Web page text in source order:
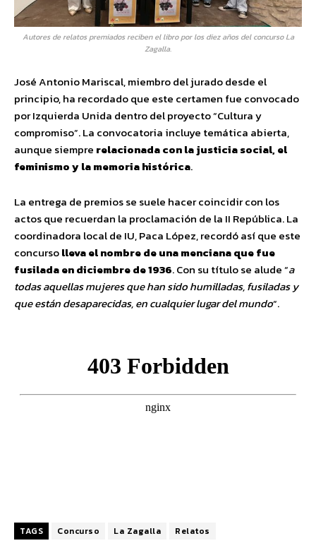
Autores de relatos premiados reciben el libro por los diez años del concurso La
Zagalla.
José Antonio Mariscal, miembro del jurado desde el
principio, ha recordado que este certamen fue convocado
por Izquierda Unida dentro del proyecto “Cultura y
compromiso”. La convocatoria incluye temática abierta,
aunque siempre relacionada con la justicia social, el
feminismo y la memoria histórica.
La entrega de premios se suele hacer coincidir con los
actos que recuerdan la proclamación de la II República. La
coordinadora local de IU, Paca López, recordó así que este
concursolleva el nombre de una menciana que fue
fusilada en diciembre de 1936. Con su título se alude “a
todas aquellas mujeres que han sido humilladas, fusiladas y
que están desaparecidas, en cualquier lugar del mundo“.
TAGS Concurso La Zagalla Relatos